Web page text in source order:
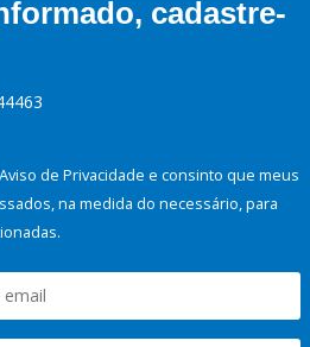
cadastre-
de Privacidade e consinto que meus
na medida do necessário, para